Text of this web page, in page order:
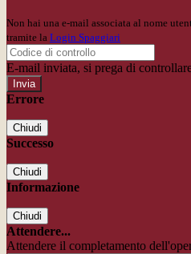
Non hai una e-mail associata al nome
tramite la Login Spaggiari
E-mail inviata, si prega di
Errore
Chiudi
Successo
Chiudi
Informazione
Chiudi
Attendere...
Attendere il completamento